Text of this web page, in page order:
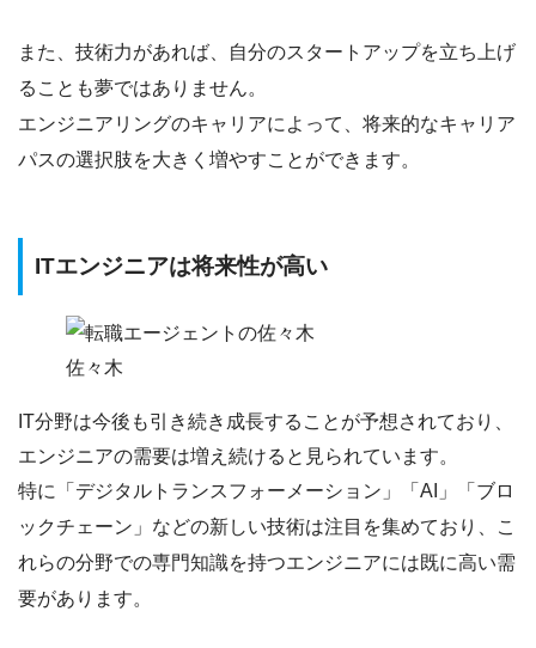
また、技術力があれば、自分のスタートアップを立ち上げ
ることも夢ではありません。
エンジニアリングのキャリアによって、 将来的なキャリア
パスの選択肢を大きく増やすことができます。
ITエンジニアは将来性が高い
佐々木
IT分野は今後も引き続き成長することが予想されており、
エンジニアの需要は増え続ける と見られています。
特に「デジタルトランスフォーメーション」「AI」「ブロ
ックチェーン」などの新しい技術は注目を集めており、こ
れらの分野での専門知識を持つエンジニアには既に高い需
要があります。